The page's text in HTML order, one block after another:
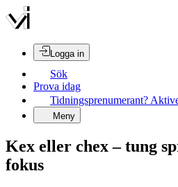
Logga in
Sök
Prova idag
Tidningsprenumerant?
Meny
Kex eller chex – tung
fokus